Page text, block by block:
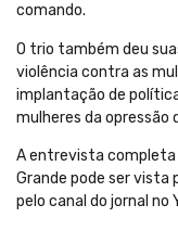
comando.
O trio também deu
violência contra as
implantação de
mulheres da opressão
A entrevista completa
Grande pode ser vista
pelo canal do jornal no